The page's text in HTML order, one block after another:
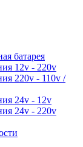
батарея
12v - 220v
220v - 110v /
24v - 12v
24v - 220v